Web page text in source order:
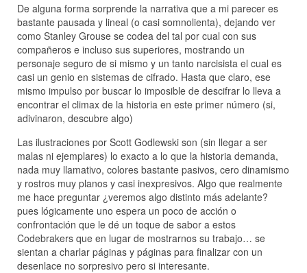
De alguna forma sorprende la narrativa que a mi parecer es
bastante pausada y lineal (o casi somnolienta), dejando ver
como Stanley Grouse se codea del tal por cual con sus
compañeros e incluso sus superiores, mostrando un
personaje seguro de si mismo y un tanto narcisista el cual es
casi un genio en sistemas de cifrado. Hasta que claro, ese
mismo impulso por buscar lo imposible de descifrar lo lleva a
encontrar el climax de la historia en este primer número (si,
adivinaron, descubre algo)
Las ilustraciones por Scott Godlewski son (sin llegar a ser
malas ni ejemplares) lo exacto a lo que la historia demanda,
nada muy llamativo, colores bastante pasivos, cero dinamismo
y rostros muy planos y casi inexpresivos. Algo que realmente
me hace preguntar ¿veremos algo distinto más adelante?
pues lógicamente uno espera un poco de acción o
confrontación que le dé un toque de sabor a estos
Codebrakers que en lugar de mostrarnos su trabajo… se
sientan a charlar páginas y páginas para finalizar con un
desenlace no sorpresivo pero si interesante.